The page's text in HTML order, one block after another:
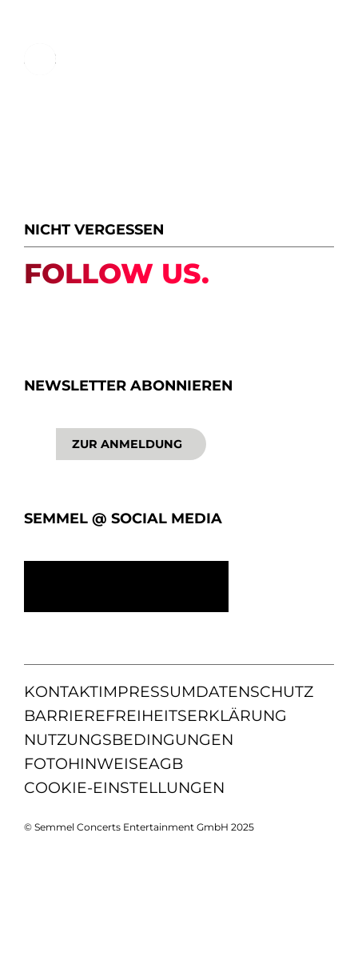
ALLE MITTEILUNGEN IM BLICK
NICHT VERGESSEN
FOLLOW US.
NEWSLETTER ABONNIEREN
ZUR ANMELDUNG
SEMMEL @ SOCIAL MEDIA
KONTAKTIMPRESSUMDATENSCHUTZ
BARRIEREFREIHEITSERKLÄRUNG
NUTZUNGSBEDINGUNGEN
FOTOHINWEISEAGB
COOKIE-EINSTELLUNGEN
© Semmel Concerts Entertainment GmbH 2025